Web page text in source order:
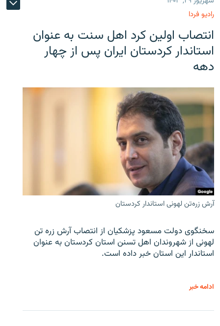
رادیو فردا
انتصاب اولین کرد اهل سنت به عنوان
استاندار کردستان ایران پس از چهار
دهه
آرش زره‌تن لهونی استاندار کردستان
سخنگوی دولت مسعود پزشکیان از انتصاب آرش زره تن
لهونی از شهروندان اهل تسنن استان کردستان به عنوان
استاندار این استان خبر داده است.
ادامه خبر